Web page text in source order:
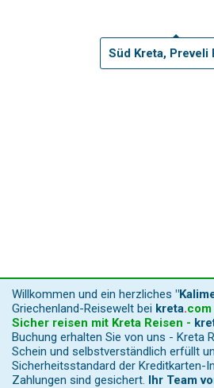
Süd Kreta, Preveli
Willkommen und ein herzliches
Griechenland-Reisewelt bei kreta.com
Sicher reisen mit Kreta Reisen -
Buchung erhalten Sie von uns - Kreta
Schein und selbstverständlich erfüllt
Sicherheitsstandard der Kreditkarten-
Zahlungen sind gesichert. Ihr Team